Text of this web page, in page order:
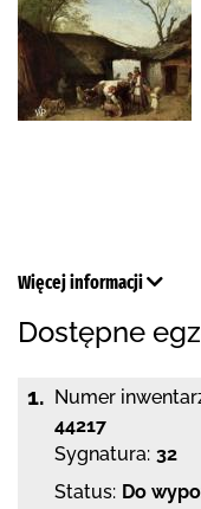
Więcej informacji
Dostępne
1. Numer
44217
Sygnatura: 32
Status: Do